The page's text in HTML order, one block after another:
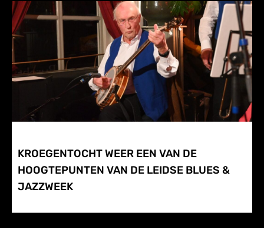
KROEGENTOCHT WEER EEN VAN DE
HOOGTEPUNTEN VAN DE LEIDSE BLUES &
JAZZWEEK